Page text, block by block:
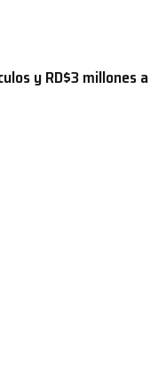
y RD$3 millones a